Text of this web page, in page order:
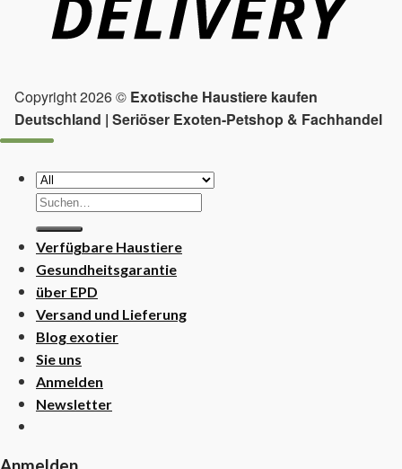
Copyright 2026 © Exotische Haustiere kaufen
Deutschland | Seriöser Exoten-Petshop & Fachhandel
Suchen
nach:
Verfügbare Haustiere
Gesundheitsgarantie
über EPD
Versand und Lieferung
Blog exotier
Sie uns
Anmelden
Newsletter